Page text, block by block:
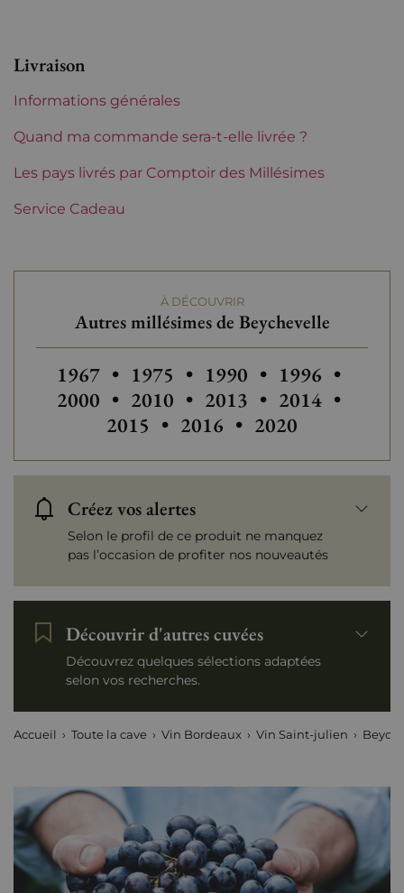
Bordeaux
Tranche de prix
Livraison
Informations générales
Quand ma commande sera-t-elle livrée ?
Les pays livrés par Comptoir des Millésimes
Service Cadeau
À DÉCOUVRIR
Autres millésimes de Beychevelle
Autres millésimes de Beychevelle
1967 • Autres millésimes de Beychevelle
1975 • Autres millésimes de
1990 • Autres
1996 •
2000 • Autres millésimes de Beychevelle
2010 • Autres millésimes de
2013 • Autres
2014 •
2015 • Autres millésimes de
2016 • Autres millésimes
2020
Créez vos alertes
Selon le profil de ce produit ne manquez
pas l’occasion de profiter nos nouveautés
Découvrir d'autres cuvées
Découvrez quelques sélections adaptées
selon vos recherches.
Accueil Toute la cave Vin Bordeaux Vin Saint-julien